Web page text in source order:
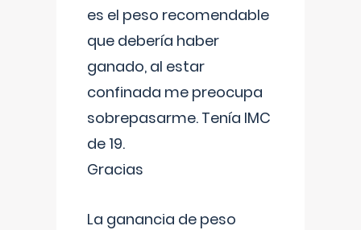
es el peso recomendable
que debería haber
ganado, al estar
confinada me preocupa
sobrepasarme. Tenía IMC
de 19.
Gracias
La ganancia de peso